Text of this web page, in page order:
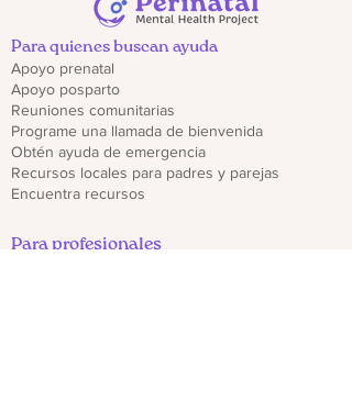
Para quienes buscan ayuda
Apoyo prenatal
Apoyo posparto
Reuniones comunitarias
Programe una llamada de bienvenida
Obtén ayuda de emergencia
Recursos locales para padres y parejas
Encuentra recursos
Para profesionales